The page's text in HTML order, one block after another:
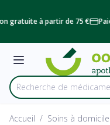
gratuite à partir de 75 €
Menu
Rechercher
Recherche
Accueil / Soins à